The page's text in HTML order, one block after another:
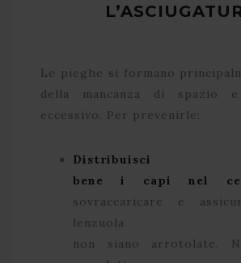
Le pieghe si formano
della mancanza di spazio
eccessivo. Per prevenirle:
Distribuisci
bene i capi nel
sovraccaricare e
lenzuola
non siano arrotolate.